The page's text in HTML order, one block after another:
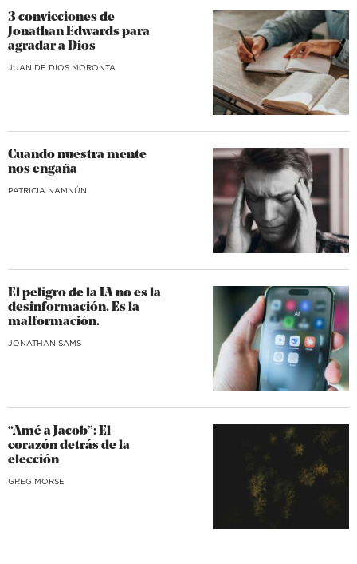
3 convicciones de
Jonathan Edwards para
agradar a Dios
JUAN DE DIOS MORONTA
Cuando nuestra mente
nos engaña
​PATRICIA NAMNÚN
El peligro de la IA no es la
desinformación. Es la
malformación.
JONATHAN SAMS
“Amé a Jacob”: El
corazón detrás de la
elección
GREG MORSE